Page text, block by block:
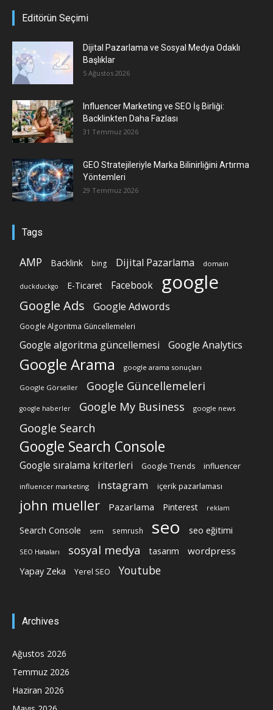
Editörün Seçimi
Dijital Pazarlama ve Sosyal Medya Odaklı
Başlıklar
5 Ağustos 2026
Influencer Marketing ve SEO İş Birliği:
Backlinkten Daha Fazlası
31 Temmuz 2026
GEO Stratejileriyle Marka Bilinirliğini Artırma
Yöntemleri
29 Temmuz 2026
Tags
AMP Backlink bing Dijital Pazarlama domain
duckduckgo E-Ticaret Facebook google
Google Ads Google Adwords
Google Algoritma Güncellemeleri
Google algoritma güncellemesi Google Analytics
Google Arama google arama sonuçları
Google Görseller Google Güncellemeleri
google haberler Google My Business google news
Google Search
Google Search Console
Google sıralama kriterleri Google Trends influencer
influencer marketing instagram içerik pazarlaması
john mueller Pazarlama Pinterest reklam
Search Console sem semrush seo seo eğitimi
SEO Hataları sosyal medya tasarım wordpress
Yapay Zeka Yerel SEO Youtube
Archives
Ağustos 2026
Temmuz 2026
Haziran 2026